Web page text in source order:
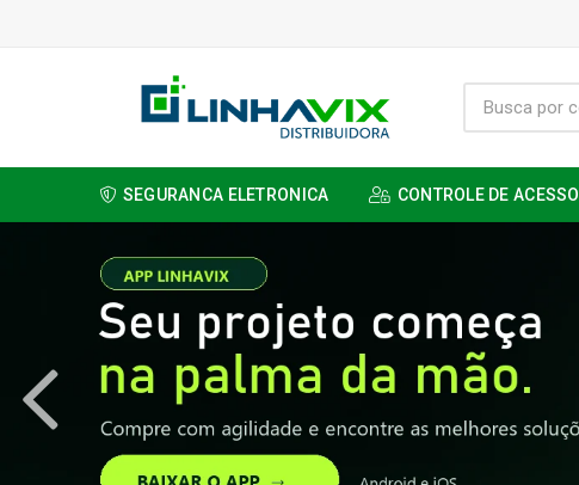
SEGURANCA ELETRONICA CONTROLE DE ACESSO